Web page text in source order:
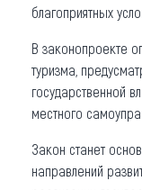
благоприятных
В законопроекте
туризма,
государственной
местного
Закон станет
направлений